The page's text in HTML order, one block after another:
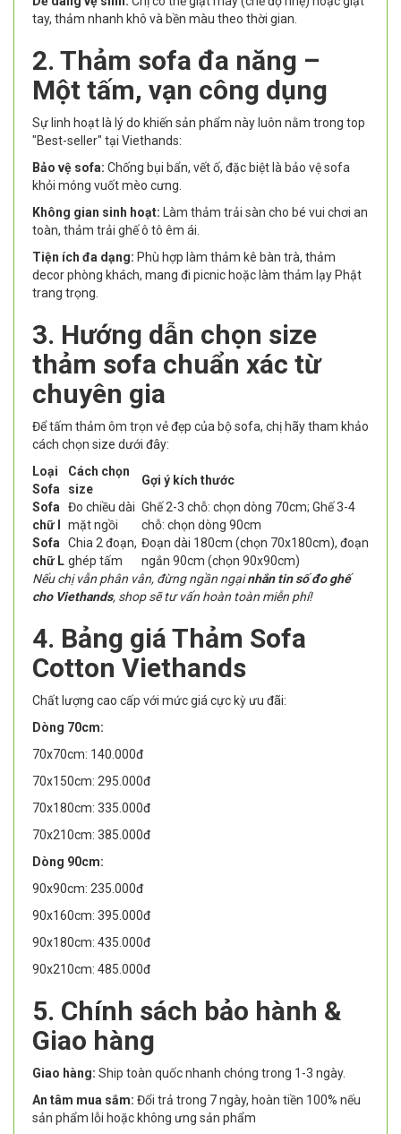
tay, thảm nhanh khô và bền màu theo thời gian.
2. Thảm sofa đa năng –
Một tấm, vạn công dụng
Sự linh hoạt là lý do khiến sản phẩm này luôn nằm trong top
"Best-seller" tại Viethands:
Bảo vệ sofa: Chống bụi bẩn, vết ố, đặc biệt là bảo vệ sofa
khỏi móng vuốt mèo cưng.
Không gian sinh hoạt: Làm thảm trải sàn cho bé vui chơi an
toàn, thảm trải ghế ô tô êm ái.
Tiện ích đa dạng: Phù hợp làm thảm kê bàn trà, thảm
decor phòng khách, mang đi picnic hoặc làm thảm lạy Phật
trang trọng.
3. Hướng dẫn chọn size
thảm sofa chuẩn xác từ
chuyên gia
Để tấm thảm ôm trọn vẻ đẹp của bộ sofa, chị hãy tham khảo
cách chọn size dưới đây:
Loại
Sofa
Cách chọn
size
Gợi ý kích thước
Sofa
chữ I
Đo chiều dài
mặt ngồi
Ghế 2-3 chỗ: chọn dòng 70cm; Ghế 3-4
chỗ: chọn dòng 90cm
Sofa
chữ L
Chia 2 đoạn,
ghép tấm
Đoạn dài 180cm (chọn 70x180cm), đoạn
ngắn 90cm (chọn 90x90cm)
Nếu chị vẫn phân vân, đừng ngần ngạinhắn tin số đo ghế
cho Viethands, shop sẽ tư vấn hoàn toàn miễn phí!
4. Bảng giá Thảm Sofa
Cotton Viethands
Chất lượng cao cấp với mức giá cực kỳ ưu đãi:
Dòng 70cm:
70x70cm: 140.000đ
70x150cm: 295.000đ
70x180cm: 335.000đ
70x210cm: 385.000đ
Dòng 90cm:
90x90cm: 235.000đ
90x160cm: 395.000đ
90x180cm: 435.000đ
90x210cm: 485.000đ
5. Chính sách bảo hành &
Giao hàng
Giao hàng: Ship toàn quốc nhanh chóng trong 1-3 ngày.
An tâm mua sắm: Đổi trả trong 7 ngày, hoàn tiền 100% nếu
sản phẩm lỗi hoặc không ưng sản phẩm